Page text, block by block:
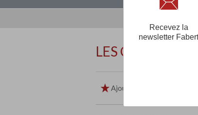
Loguez-
LES
Ajouter aux favoris
Recevez la
newsletter